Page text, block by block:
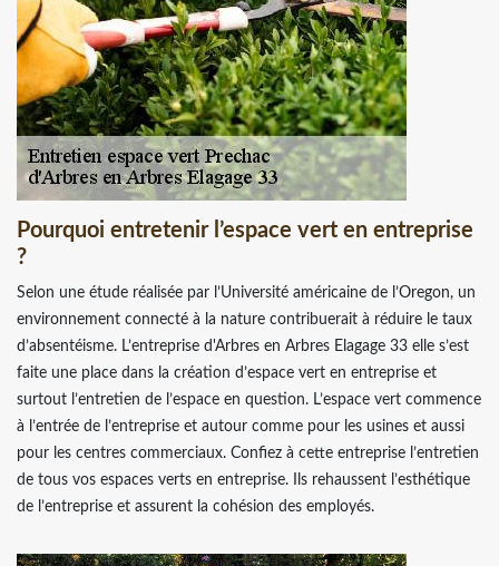
Pourquoi entretenir l’espace vert en entreprise
?
Selon une étude réalisée par l’Université américaine de l’Oregon, un
environnement connecté à la nature contribuerait à réduire le taux
d’absentéisme. L’entreprise d'Arbres en Arbres Elagage 33 elle s’est
faite une place dans la création d’espace vert en entreprise et
surtout l’entretien de l’espace en question. L’espace vert commence
à l’entrée de l’entreprise et autour comme pour les usines et aussi
pour les centres commerciaux. Confiez à cette entreprise l’entretien
de tous vos espaces verts en entreprise. Ils rehaussent l’esthétique
de l’entreprise et assurent la cohésion des employés.